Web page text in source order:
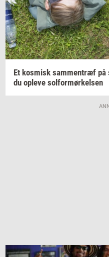
Et kos­misk sam­men­træf på
du op­le­ve sol­for­mør­kel­sen